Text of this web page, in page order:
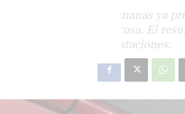
hace dos semanas ya
innecesaria y costosa. El
original de las estaciones.